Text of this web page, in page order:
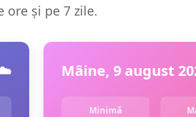
ore și pe 7 zile.
Mâine, 9 august
Minimă